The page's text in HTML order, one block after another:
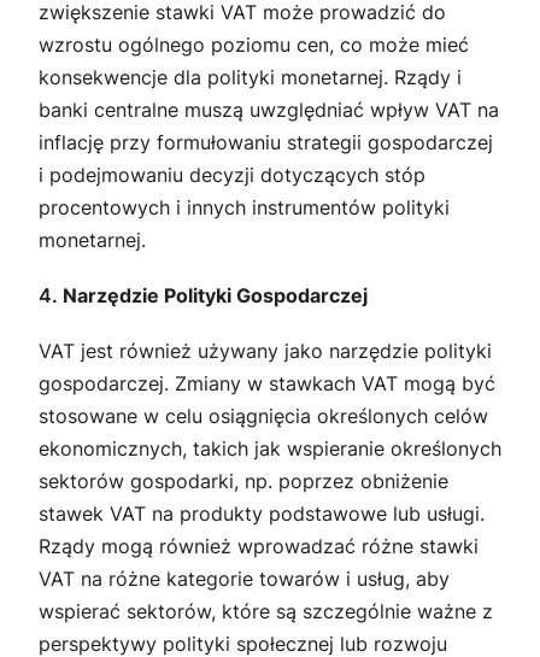
zwiększenie stawki VAT może prowadzić do
wzrostu ogólnego poziomu cen, co może mieć
konsekwencje dla polityki monetarnej. Rządy i
banki centralne muszą uwzględniać wpływ VAT na
inflację przy formułowaniu strategii gospodarczej
i podejmowaniu decyzji dotyczących stóp
procentowych i innych instrumentów polityki
monetarnej.
4. Narzędzie Polityki Gospodarczej
VAT jest również używany jako narzędzie polityki
gospodarczej. Zmiany w stawkach VAT mogą być
stosowane w celu osiągnięcia określonych celów
ekonomicznych, takich jak wspieranie określonych
sektorów gospodarki, np. poprzez obniżenie
stawek VAT na produkty podstawowe lub usługi.
Rządy mogą również wprowadzać różne stawki
VAT na różne kategorie towarów i usług, aby
wspierać sektorów, które są szczególnie ważne z
perspektywy polityki społecznej lub rozwoju